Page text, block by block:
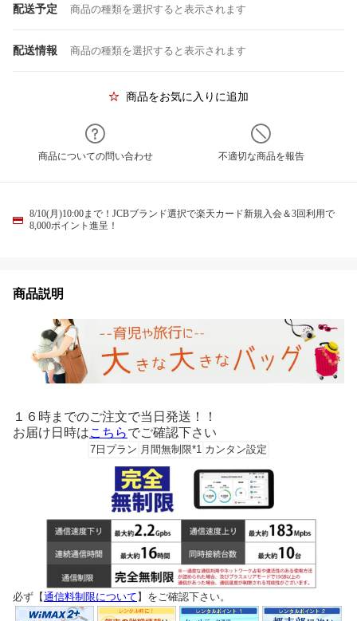
配送予定 商品の種類を選択すると表示されます
配送情報 商品の種類を選択すると表示されます
商品をお気に入りに追加
商品についての問い合わせ 不適切な商品を報告
8/10(月)10:00まで！JCBブランド選択で楽天カード新規入会＆3回利用で
8,000ポイント進呈！
商品説明
１６時までのご注文で当日発送！！
お届け日時はこちらでご確認下さい
7日プラン 月間無制限*1 カンタン設定
必ず【通信料制限について 】をご確認下さい。